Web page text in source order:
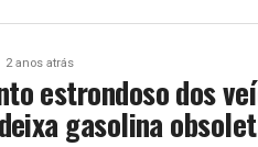
2 anos atrás
estrondoso dos
gasolina